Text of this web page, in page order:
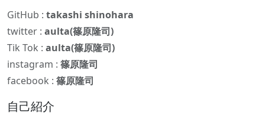
GitHub : takashi shinohara
twitter : aulta(篠原隆司)
Tik Tok : aulta(篠原隆司)
instagram : 篠原隆司
facebook : 篠原隆司
自己紹介